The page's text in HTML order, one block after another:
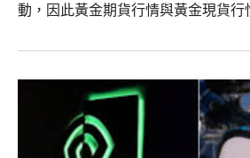
動，因此黃金期貨行情與黃金現貨行